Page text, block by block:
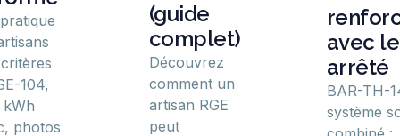
104,
photos
(guide
complet)
Découvrez
comment un
artisan RGE
peut
avec
arrêté
BAR-TH-
système